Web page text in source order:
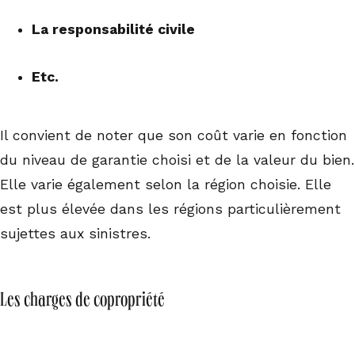
La responsabilité civile
Etc.
Il convient de noter que son coût varie en fonction
du niveau de garantie choisi et de la valeur du bien.
Elle varie également selon la région choisie. Elle
est plus élevée dans les régions particulièrement
sujettes aux sinistres.
Les charges de copropriété